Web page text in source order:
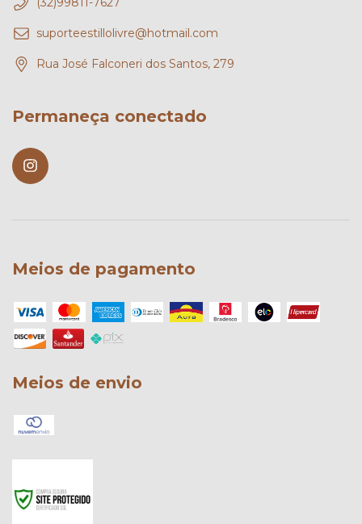
suporteestillolivre@hotmail.com
Rua José Falconeri dos Santos, 279
Permaneça conectado
Meios de pagamento
Meios de envio